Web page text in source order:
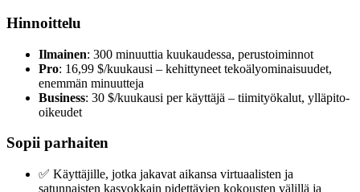
Hinnoittelu
Ilmainen: 300 minuuttia kuukaudessa, perustoiminnot
Pro: 16,99 $/kuukausi – kehittyneet tekoälyominaisuudet,
enemmän minuutteja
Business: 30 $/kuukausi per käyttäjä – tiimityökalut, ylläpito-
oikeudet
Sopii parhaiten
✅ Käyttäjille, jotka jakavat aikansa virtuaalisten ja
satunnaisten kasvokkain pidettävien kokousten välillä ja